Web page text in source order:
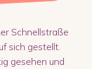
Schnellstraße
sich gestellt.
gesehen und